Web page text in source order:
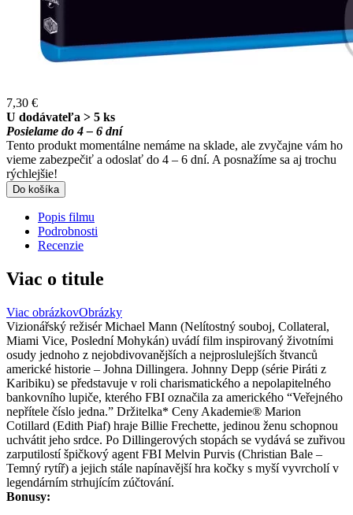
7,30 €
U dodávateľa > 5 ks
Posielame do 4 – 6 dní
Tento produkt momentálne nemáme na sklade, ale zvyčajne vám ho
vieme zabezpečiť a odoslať do 4 – 6 dní. A posnažíme sa aj trochu
rýchlejšie!
Do košíka
Popis filmu
Podrobnosti
Recenzie
Viac o titule
Viac obrázkovObrázky
Vizionářský režisér Michael Mann (Nelítostný souboj, Collateral,
Miami Vice, Poslední Mohykán) uvádí film inspirovaný životními
osudy jednoho z nejobdivovanějších a nejproslulejších štvanců
americké historie – Johna Dillingera. Johnny Depp (série Piráti z
Karibiku) se představuje v roli charismatického a nepolapitelného
bankovního lupiče, kterého FBI označila za amerického “Veřejného
nepřítele číslo jedna.” Držitelka* Ceny Akademie® Marion
Cotillard (Edith Piaf) hraje Billie Frechette, jedinou ženu schopnou
uchvátit jeho srdce. Po Dillingerových stopách se vydává se zuřivou
zarputilostí špičkový agent FBI Melvin Purvis (Christian Bale –
Temný rytíř) a jejich stále napínavější hra kočky s myší vyvrcholí v
legendárním strhujícím zúčtování.
Bonusy: